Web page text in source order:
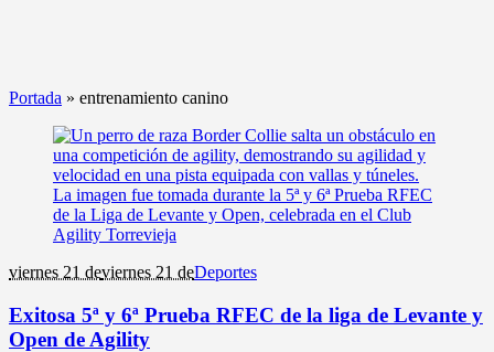
Portada » entrenamiento canino
viernes 21 deviernes 21 deDeportes
Exitosa 5ª y 6ª Prueba RFEC de la liga de Levante y
Open de Agility